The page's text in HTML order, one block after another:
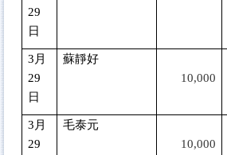
29
日
3 月
29
日
蘇靜好
10,000
3 月
29
毛泰元
10,000